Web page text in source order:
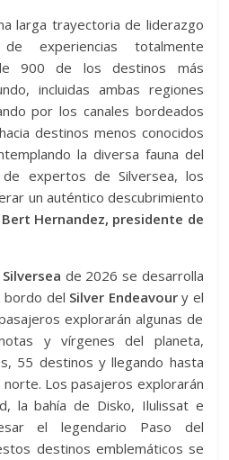
larga trayectoria de liderazgo
experiencias totalmente
900 de los destinos más
incluidas ambas regiones
por los canales bordeados
destinos menos conocidos
la diversa fauna del
expertos de Silversea, los
un auténtico descubrimiento
Bert Hernandez, presidente de
Silversea de 2026 se desarrolla
bordo del Silver Endeavoury el
explorarán algunas de
y vírgenes del planeta,
55 destinos y llegando hasta
Los pasajeros explorarán
la bahía de Disko, Ilulissat e
el legendario Paso del
destinos emblemáticos se